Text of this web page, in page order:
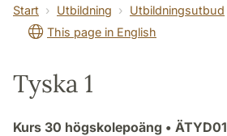
Start Utbildning Utbildningsutbud
This page in English
Tyska 1
Kurs 30 högskolepoäng • ÄTYD01